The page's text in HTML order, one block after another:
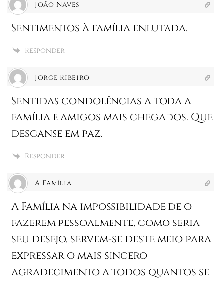
João Naves
Sentimentos à família enlutada.
Responder
Jorge Ribeiro
Sentidas condolências a toda a
família e amigos mais chegados. Que
descanse em paz.
Responder
A Família
A Família na impossibilidade de o
fazerem pessoalmente, como seria
seu desejo, servem-se deste meio para
expressar o mais sincero
agradecimento a todos quantos se